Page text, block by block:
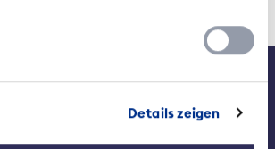
Details zeigen